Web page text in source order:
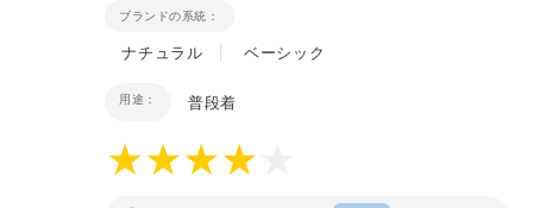
ブランドの系統：
ナチュラル ベーシック
用途： 普段着